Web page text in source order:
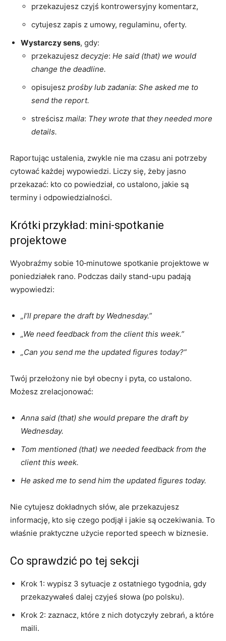
przekazujesz czyjś kontrowersyjny komentarz,
cytujesz zapis z umowy, regulaminu, oferty.
Wystarczy sens, gdy:
przekazujesz decyzje: He said (that) we would
change the deadline.
opisujesz prośby lub zadania: She asked me to
send the report.
streścisz maila: They wrote that they needed more
details.
Raportując ustalenia, zwykle nie ma czasu ani potrzeby
cytować każdej wypowiedzi. Liczy się, żeby jasno
przekazać: kto co powiedział, co ustalono, jakie są
terminy i odpowiedzialności.
Krótki przykład: mini-spotkanie
projektowe
Wyobraźmy sobie 10‑minutowe spotkanie projektowe w
poniedziałek rano. Podczas daily stand-upu padają
wypowiedzi:
„I’ll prepare the draft by Wednesday.”
„We need feedback from the client this week.”
„Can you send me the updated figures today?”
Twój przełożony nie był obecny i pyta, co ustalono.
Możesz zrelacjonować:
Anna said (that) she would prepare the draft by
Wednesday.
Tom mentioned (that) we needed feedback from the
client this week.
He asked me to send him the updated figures today.
Nie cytujesz dokładnych słów, ale przekazujesz
informację, kto się czego podjął i jakie są oczekiwania. To
właśnie praktyczne użycie reported speech w biznesie.
Co sprawdzić po tej sekcji
Krok 1: wypisz 3 sytuacje z ostatniego tygodnia, gdy
przekazywałeś dalej czyjeś słowa (po polsku).
Krok 2: zaznacz, które z nich dotyczyły zebrań, a które
maili.